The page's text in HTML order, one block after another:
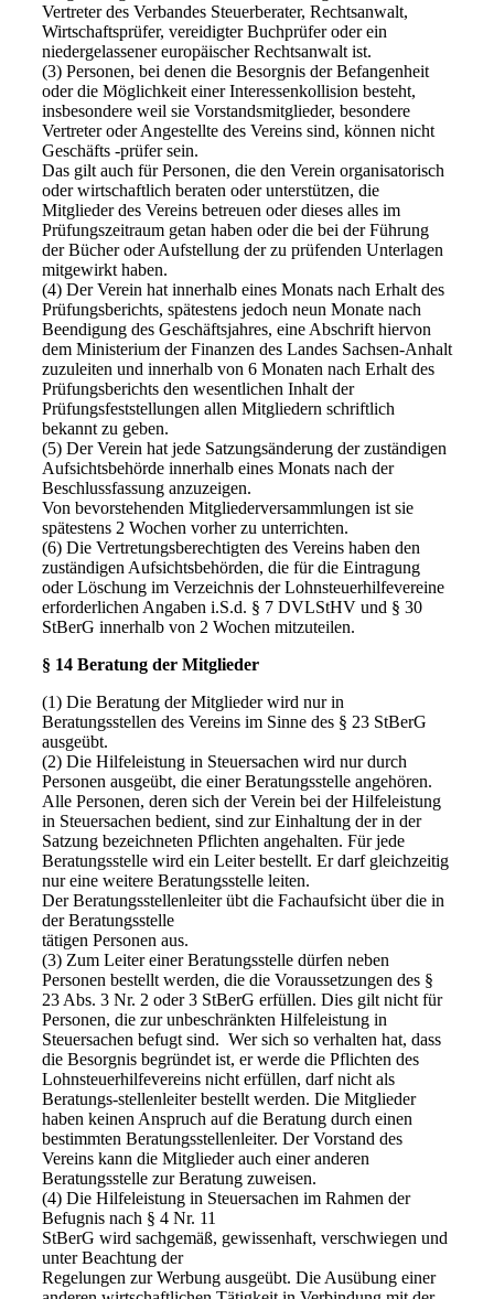
Vertreter des Verbandes Steuerberater, Rechtsanwalt,
Wirtschaftsprüfer, vereidigter Buchprüfer oder ein
niedergelassener europäischer Rechtsanwalt ist.
(3) Personen, bei denen die Besorgnis der Befangenheit
oder die Möglichkeit einer Interessenkollision besteht,
insbesondere weil sie Vorstandsmitglieder, besondere
Vertreter oder Angestellte des Vereins sind, können nicht
Geschäfts -prüfer sein.
Das gilt auch für Personen, die den Verein organisatorisch
oder wirtschaftlich beraten oder unterstützen, die
Mitglieder des Vereins betreuen oder dieses alles im
Prüfungszeitraum getan haben oder die bei der Führung
der Bücher oder Aufstellung der zu prüfenden Unterlagen
mitgewirkt haben.
(4) Der Verein hat innerhalb eines Monats nach Erhalt des
Prüfungsberichts, spätestens jedoch neun Monate nach
Beendigung des Geschäftsjahres, eine Abschrift hiervon
dem Ministerium der Finanzen des Landes Sachsen-Anhalt
zuzuleiten und innerhalb von 6 Monaten nach Erhalt des
Prüfungsberichts den wesentlichen Inhalt der
Prüfungsfeststellungen allen Mitgliedern schriftlich
bekannt zu geben.
(5) Der Verein hat jede Satzungsänderung der zuständigen
Aufsichtsbehörde innerhalb eines Monats nach der
Beschlussfassung anzuzeigen.
Von bevorstehenden Mitgliederversammlungen ist sie
spätestens 2 Wochen vorher zu unterrichten.
(6) Die Vertretungsberechtigten des Vereins haben den
zuständigen Aufsichtsbehörden, die für die Eintragung
oder Löschung im Verzeichnis der Lohnsteuerhilfevereine
erforderlichen Angaben i.S.d. § 7 DVLStHV und § 30
StBerG innerhalb von 2 Wochen mitzuteilen.
§ 14 Beratung der Mitglieder
(1) Die Beratung der Mitglieder wird nur in
Beratungsstellen des Vereins im Sinne des § 23 StBerG
ausgeübt.
(2) Die Hilfeleistung in Steuersachen wird nur durch
Personen ausgeübt, die einer Beratungsstelle angehören.
Alle Personen, deren sich der Verein bei der Hilfeleistung
in Steuersachen bedient, sind zur Einhaltung der in der
Satzung bezeichneten Pflichten angehalten. Für jede
Beratungsstelle wird ein Leiter bestellt. Er darf gleichzeitig
nur eine weitere Beratungsstelle leiten.
Der Beratungsstellenleiter übt die Fachaufsicht über die in
der Beratungsstelle
tätigen Personen aus.
(3) Zum Leiter einer Beratungsstelle dürfen neben
Personen bestellt werden, die die Voraussetzungen des §
23 Abs. 3 Nr. 2 oder 3 StBerG erfüllen. Dies gilt nicht für
Personen, die zur unbeschränkten Hilfeleistung in
Steuersachen befugt sind. Wer sich so verhalten hat, dass
die Besorgnis begründet ist, er werde die Pflichten des
Lohnsteuerhilfevereins nicht erfüllen, darf nicht als
Beratungs-stellenleiter bestellt werden. Die Mitglieder
haben keinen Anspruch auf die Beratung durch einen
bestimmten Beratungsstellenleiter. Der Vorstand des
Vereins kann die Mitglieder auch einer anderen
Beratungsstelle zur Beratung zuweisen.
(4) Die Hilfeleistung in Steuersachen im Rahmen der
Befugnis nach § 4 Nr. 11
StBerG wird sachgemäß, gewissenhaft, verschwiegen und
unter Beachtung der
Regelungen zur Werbung ausgeübt. Die Ausübung einer